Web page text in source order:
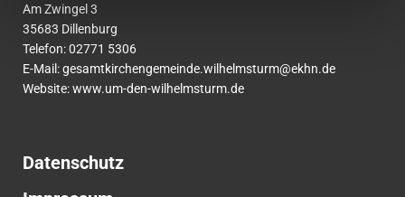
Am Zwingel 3
35683 Dillenburg
Telefon:02771 5306
E-Mail:gesamtkirchengemeinde.wilhelmsturm@ekhn.de
Website: www.um-den-wilhelmsturm.de
Datenschutz